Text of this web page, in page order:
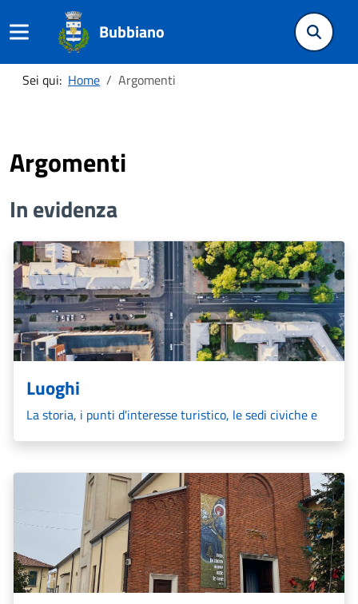
Bubbiano
Sei qui: Home Argomenti
Argomenti
In evidenza
Luoghi
La storia, i punti d'interesse turistico, le sedi civiche e